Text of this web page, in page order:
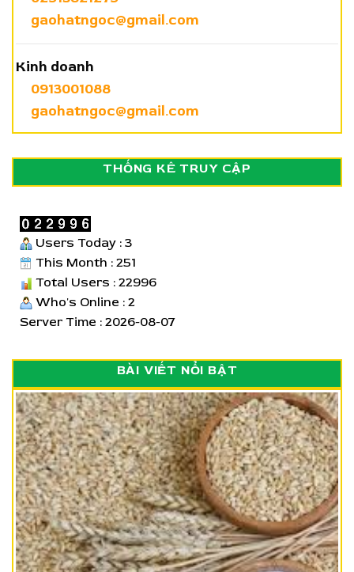
gaohatngoc@gmail.com
Kinh doanh
0913001088
gaohatngoc@gmail.com
THỐNG KÊ TRUY CẬP
Users Today : 3
This Month : 251
Total Users : 22996
Who's Online : 2
Server Time : 2026-08-07
BÀI VIẾT NỔI BẬT